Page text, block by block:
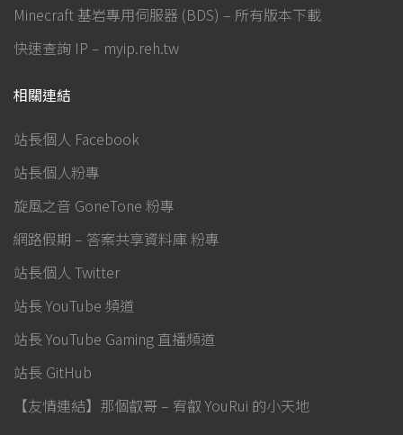
Minecraft 基岩專用伺服器 (BDS) – 所有版本下載
快速查詢 IP – myip.reh.tw
相關連結
站長個人 Facebook
站長個人粉專
旋風之音 GoneTone 粉專
網路假期 – 答案共享資料庫 粉專
站長個人 Twitter
站長 YouTube 頻道
站長 YouTube Gaming 直播頻道
站長 GitHub
【友情連結】那個叡哥 – 宥叡 YouRui 的小天地